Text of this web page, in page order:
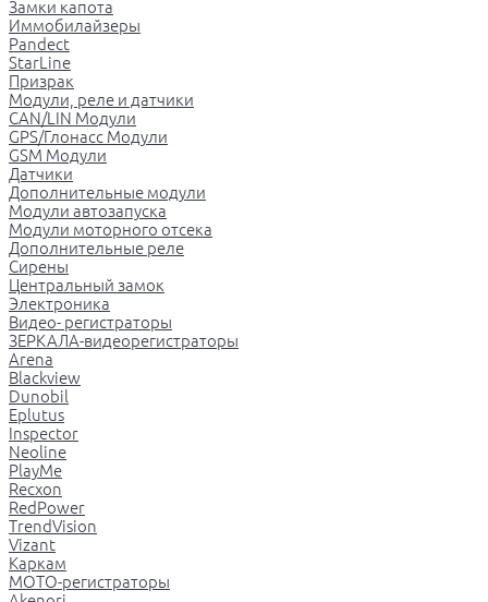
Замки капота
Иммобилайзеры
Pandect
StarLine
Призрак
Модули, реле и датчики
CAN/LIN Модули
GPS/Глонасс Модули
GSM Модули
Датчики
Дополнительные модули
Модули автозапуска
Модули моторного отсека
Дополнительные реле
Сирены
Центральный замок
Электроника
Видео- регистраторы
ЗЕРКАЛА-видеорегистраторы
Arena
Blackview
Dunobil
Eplutus
Inspector
Neoline
PlayMe
Recxon
RedPower
TrendVision
Vizant
Каркам
МОТО-регистраторы